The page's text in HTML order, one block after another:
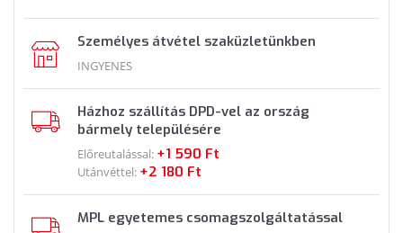
Személyes átvétel szaküzletünkben
INGYENES
Házhoz szállítás DPD-vel az ország
bármely településére
Előreutalással: +1 590 Ft
Utánvéttel: +2 180 Ft
MPL egyetemes csomagszolgáltatással